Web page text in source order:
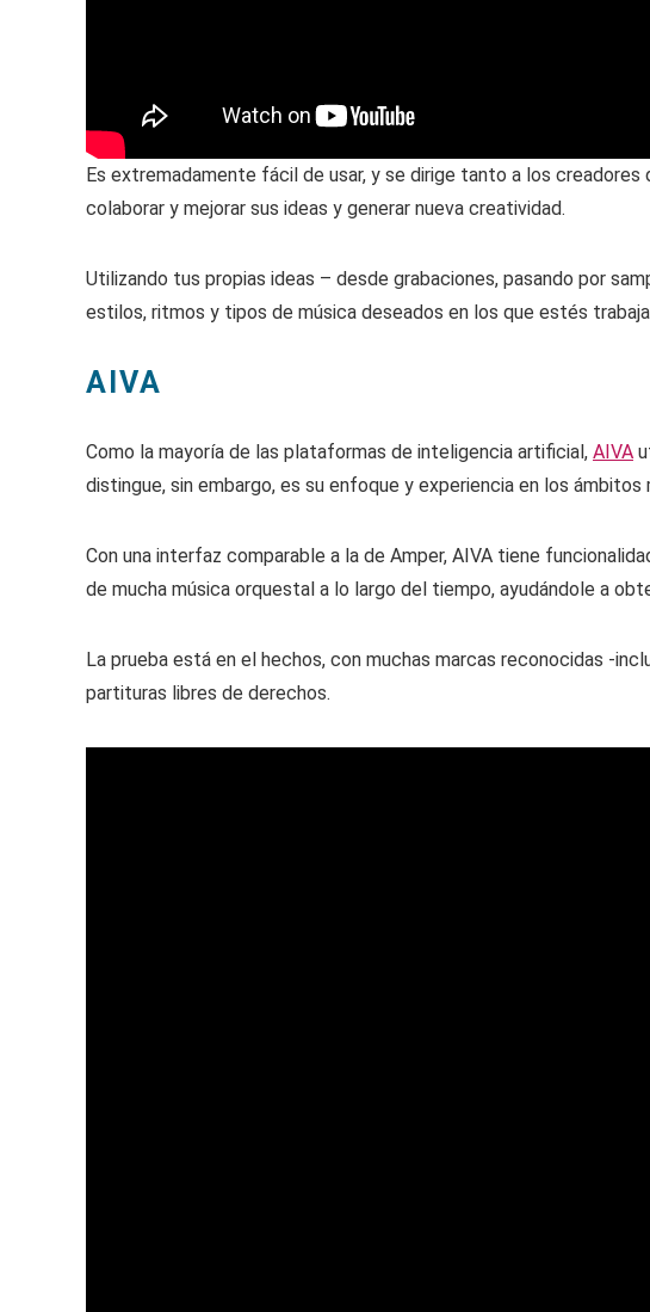
Es extremadamente fácil de usar, y se dirige tanto a los
colaborar y mejorar sus ideas y generar nueva creatividad.
Utilizando tus propias ideas – desde grabaciones, pasando por
estilos, ritmos y tipos de música deseados en los que estés
AIVA
Como la mayoría de las plataformas de inteligencia artificial, AIVA
distingue, sin embargo, es su enfoque y experiencia en los ámbitos
Con una interfaz comparable a la de Amper, AIVA tiene
de mucha música orquestal a lo largo del tiempo, ayudándole a
La prueba está en el hechos, con muchas marcas reconocidas -
partituras libres de derechos.